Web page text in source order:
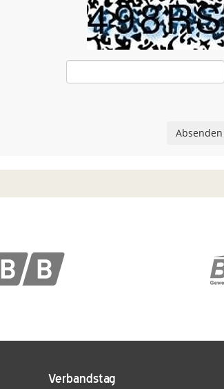
Absenden
Verbandstag